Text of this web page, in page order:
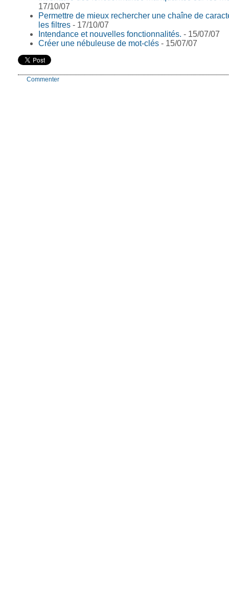
17/10/07
Permettre de mieux rechercher une chaîne de
les filtres - 17/10/07
Intendance et nouvelles fonctionnalités. - 15/07/07
Créer une nébuleuse de mot-clés - 15/07/07
Commenter